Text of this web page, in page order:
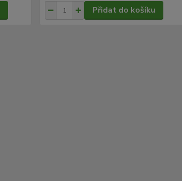
Přidat do košíku